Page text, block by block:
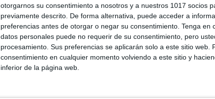
otorgarnos su consentimiento a nosotros y a nuestros 1017 socios
previamente descrito. De forma alternativa, puede acceder a
preferencias antes de otorgar o negar su consentimiento. Tenga en
datos personales puede no requerir de su consentimiento, pero
procesamiento. Sus preferencias se aplicarán solo a este sitio web.
consentimiento en cualquier momento volviendo a este sitio y
inferior de la página web.